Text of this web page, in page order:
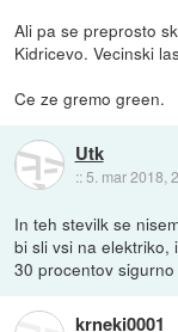
Ali pa se preprosto
Kidricevo. Vecinski
Ce ze gremo green.
Utk
:: 5. mar 2018,
In teh stevilk se
bi sli vsi na elektriko,
30 procentov
krneki0001